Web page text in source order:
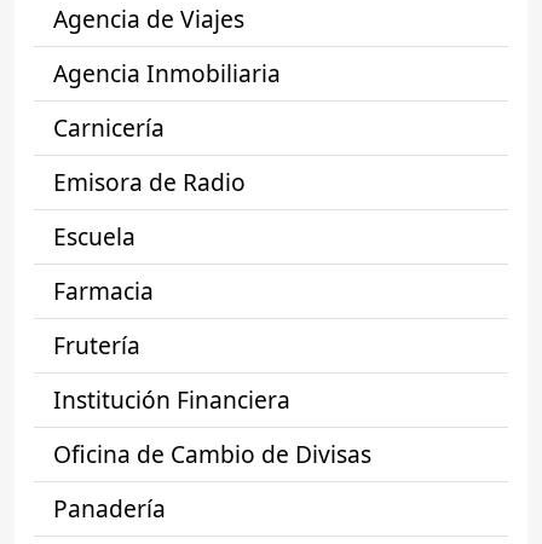
Agencia de Viajes
Agencia Inmobiliaria
Carnicería
Emisora de Radio
Escuela
Farmacia
Frutería
Institución Financiera
Oficina de Cambio de Divisas
Panadería